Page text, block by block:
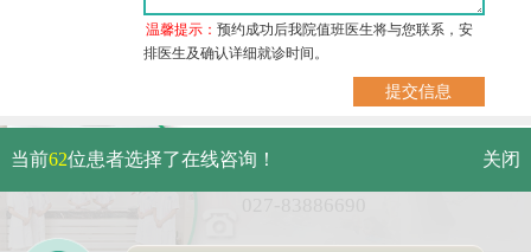
温馨提示：预约成功后我院值班医生将与您联系，安
排医生及确认详细就诊时间。
武汉市硚口区解放大道479号
当前62位患者选择了在线咨询！ 关闭